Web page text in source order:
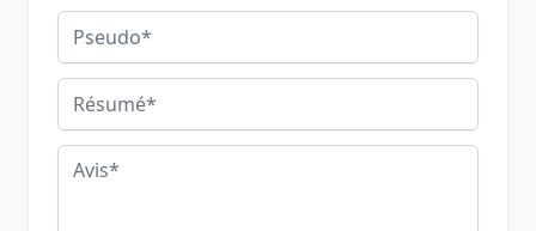
Pseudo
Résumé
Avis